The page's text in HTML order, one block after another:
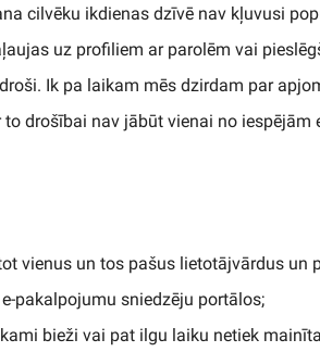
cilvēku ikdienas dzīvē nav kļuvusi
uz profiliem ar parolēm vai
Ik pa laikam mēs dzirdam par
drošībai nav jābūt vienai no iespējām
vienus un tos pašus lietotājvārdus un
pakalpojumu sniedzēju portālos;
bieži vai pat ilgu laiku netiek